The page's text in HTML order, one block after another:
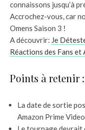
connaissons jusqu’à
Accrochez-vous, car
Omens Saison 3 !
A découvrir: Je
Réactions des Fans
Points à retenir :
La date de sortie
Amazon Prime